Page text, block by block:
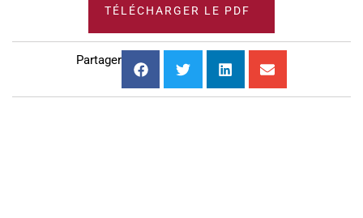
TÉLÉCHARGER LE PDF
Partager